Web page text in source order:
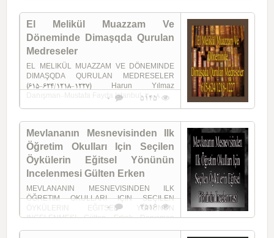
El Melikül Muazzam Ve
Döneminde Dimaşqda Qurulan
Medreseler
EL MELIKÜL MUAZZAM VE DÖNEMINDE
DIMAŞQDA QURULAN MEDRESELER
(615-624/1218-1227) Harun Yılmaz
Danışman-Mustafa Fayda Istanbul-2008
5145
0
Mevlananın Mesnevisinden Ilk
Öğretim Okulları Için Seçilen
Öykülerin Eğitsel Yönünün
Incelenmesi Gülten Erken
MEVLANANIN MESNEVISINDEN ILK
ÖĞRETIM OKULLARI IÇIN SEÇILEN
ÖYKÜLERIN EĞITSEL YÖNÜNÜN
INCELENMESI Gülten Erkek Danısman
Mehmet Akkaya Izmir-2008
4516
0